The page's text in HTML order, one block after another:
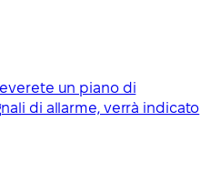
un piano di
di allarme, verrà indicato